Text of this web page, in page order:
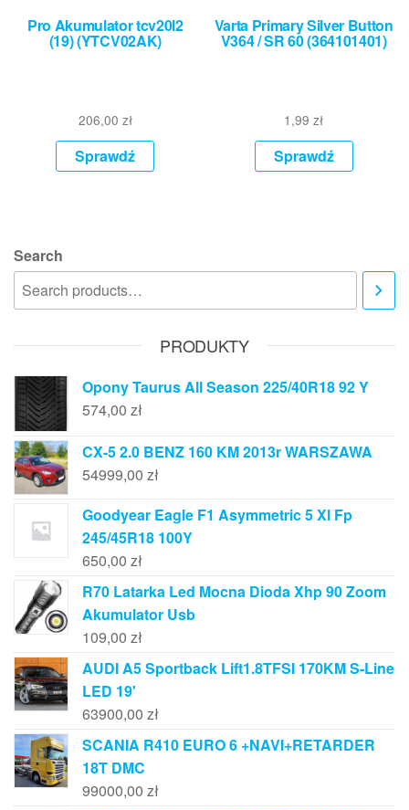
Pro Akumulator tcv20l2
(19) (YTCV02AK)
206,00 zł
Sprawdź
Varta Primary Silver Button
V364 / SR 60 (364101401)
1,99zł
Sprawdź
Search
PRODUKTY
Opony Taurus All Season 225/40R18 92 Y
574,00 zł
CX-5 2.0 BENZ 160 KM 2013r WARSZAWA
54999,00 zł
Goodyear Eagle F1 Asymmetric 5 Xl Fp
245/45R18 100Y
650,00 zł
R70 Latarka Led Mocna Dioda Xhp 90 Zoom
Akumulator Usb
109,00 zł
AUDI A5 Sportback Lift1.8TFSI 170KM S-Line
LED 19'
63900,00 zł
SCANIA R410 EURO 6 +NAVI+RETARDER
18T DMC
99000,00 zł